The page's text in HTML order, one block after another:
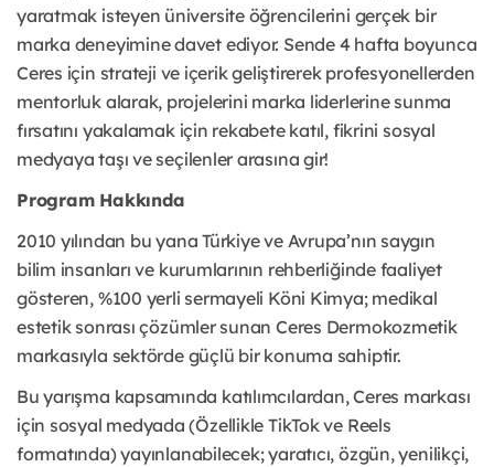
yaratmak isteyen üniversite öğrencilerini gerçek bir
marka deneyimine davet ediyor. Sende 4 hafta boyunca
Ceres için strateji ve içerik geliştirerek profesyonellerden
mentorluk alarak, projelerini marka liderlerine sunma
fırsatını yakalamak için rekabete katıl, fikrini sosyal
medyaya taşı ve seçilenler arasına gir!
Program Hakkında
2010 yılından bu yana Türkiye ve Avrupa’nın saygın
bilim insanları ve kurumlarının rehberliğinde faaliyet
gösteren, %100 yerli sermayeli Köni Kimya; medikal
estetik sonrası çözümler sunan Ceres Dermokozmetik
markasıyla sektörde güçlü bir konuma sahiptir.
Bu yarışma kapsamında katılımcılardan, Ceres markası
için sosyal medyada (Özellikle TikTok ve Reels
formatında) yayınlanabilecek; yaratıcı, özgün, yenilikçi,